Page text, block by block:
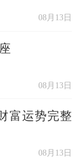
08月13日
08月13日
富运势完整
08月13日